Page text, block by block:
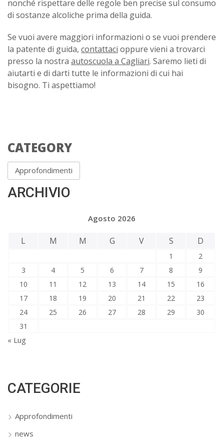
nonché rispettare delle regole ben precise sul consumo
di sostanze alcoliche prima della guida.
Se vuoi avere maggiori informazioni o se vuoi prendere
la patente di guida, contattaci oppure vieni a trovarci
presso la nostra autoscuola a Cagliari. Saremo lieti di
aiutarti e di darti tutte le informazioni di cui hai
bisogno. Ti aspettiamo!
CATEGORY
Approfondimenti
ARCHIVIO
Agosto 2026
L M M G V S D
1
2
3
4 5 6 7 8
9
10
11 12 13 14 15
16
17
18 19 20 21 22
23
24
25 26 27 28 29
30
31
« Lug
CATEGORIE
Approfondimenti
news